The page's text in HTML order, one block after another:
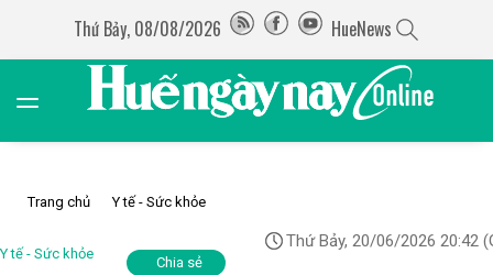
Thứ Bảy, 08/08/2026 HueNews
Trang chủ Y tế - Sức khỏe
Y tế - Sức khỏe
Thứ Bảy, 20/06/2026 20:42
Chia sẻ